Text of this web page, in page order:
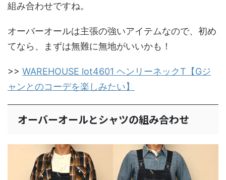
組み合わせですね。
オーバーオールは主張の強いアイテムなので、初め
てなら、まずは無難に無地がいいかも！
>> WAREHOUSE lot4601 ヘンリーネックT【Gジ
ャンとのコーデを楽しみたい】
オーバーオールとシャツの組み合わせ